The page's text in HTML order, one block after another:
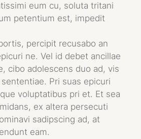
eum cu, soluta tritani
petentium est, impedit
percipit recusabo an
ne. Vel id debet ancillae
cibo adolescens duo ad, vis
Pri suas epicuri
voluptatibus pri et. Et sea
ex altera persecuti
sadipscing ad, at
eam.